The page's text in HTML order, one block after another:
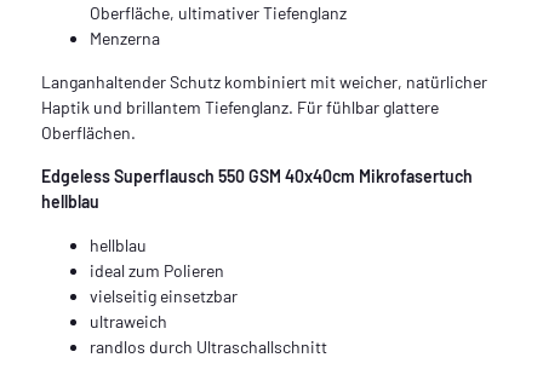
Oberfläche, ultimativer Tiefenglanz
Menzerna
Langanhaltender Schutz kombiniert mit weicher, natürlicher
Haptik und brillantem Tiefenglanz. Für fühlbar glattere
Oberflächen.
Edgeless Superflausch 550 GSM 40x40cm Mikrofasertuch
hellblau
hellblau
ideal zum Polieren
vielseitig einsetzbar
ultraweich
randlos durch Ultraschallschnitt